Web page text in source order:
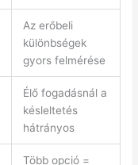
Az erőbeli
különbségek
gyors felmérése
Élő fogadásnál a
késleltetés
hátrányos
Több opció =